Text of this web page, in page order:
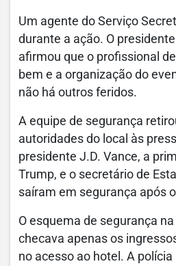
Um agente do Serviço
durante a ação. O
afirmou que o profissional
bem e a organização do
não há outros feridos.
A equipe de segurança
autoridades do local às
presidente J.D. Vance, a
Trump, e o secretário de
saíram em segurança após
O esquema de segurança
checava apenas os
no acesso ao hotel. A